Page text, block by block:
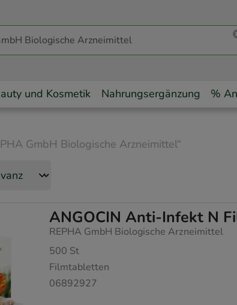
und Kosmetik Nahrungsergänzung %
GmbH Biologische Arzneimittel“
ANGOCIN Anti-Infekt N
REPHA GmbH Biologische Arzneimittel
500 St
Filmtabletten
06892927